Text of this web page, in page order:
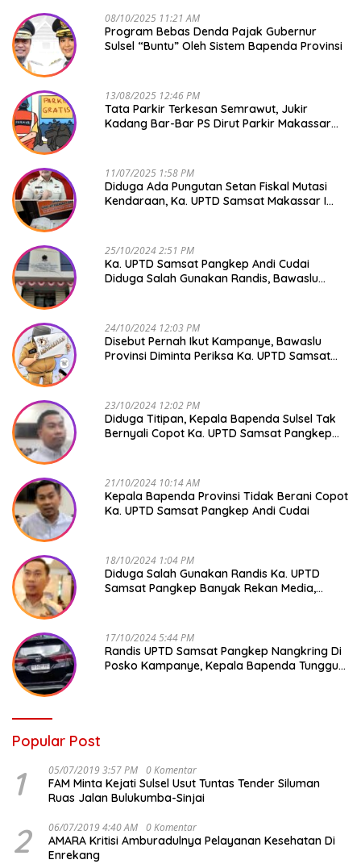
08/10/2025 11:21 AM
Program Bebas Denda Pajak Gubernur
Sulsel “Buntu” Oleh Sistem Bapenda Provinsi
13/08/2025 12:46 PM
Tata Parkir Terkesan Semrawut, Jukir
Kadang Bar-Bar PS Dirut Parkir Makassar
11/07/2025 1:58 PM
Diduga Ada Pungutan Setan Fiskal Mutasi
Kendaraan, Ka. UPTD Samsat Makassar I
25/10/2024 2:51 PM
Ka. UPTD Samsat Pangkep Andi Cudai
Diduga Salah Gunakan Randis, Bawaslu
24/10/2024 12:03 PM
Disebut Pernah Ikut Kampanye, Bawaslu
Provinsi Diminta Periksa Ka. UPTD Samsat
23/10/2024 12:02 PM
Diduga Titipan, Kepala Bapenda Sulsel Tak
Bernyali Copot Ka. UPTD Samsat Pangkep
21/10/2024 10:14 AM
Kepala Bapenda Provinsi Tidak Berani Copot
Ka. UPTD Samsat Pangkep Andi Cudai
18/10/2024 1:04 PM
Diduga Salah Gunakan Randis Ka. UPTD
Samsat Pangkep Banyak Rekan Media,
17/10/2024 5:44 PM
Randis UPTD Samsat Pangkep Nangkring Di
Posko Kampanye, Kepala Bapenda Tunggu
Popular Post
1 05/07/2019 3:57 PM 0 Komentar
FAM Minta Kejati Sulsel Usut Tuntas Tender Siluman
Ruas Jalan Bulukumba-Sinjai
2 06/07/2019 4:40 AM 0 Komentar
AMARA Kritisi Amburadulnya Pelayanan Kesehatan Di
Enrekang